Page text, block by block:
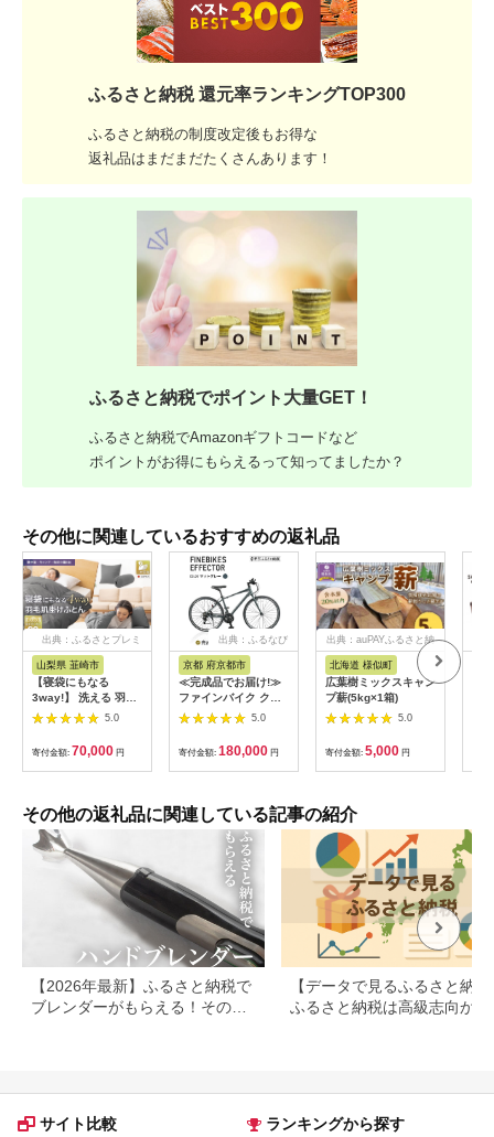
ふるさと納税 還元率ランキングTOP300
ふるさと納税の制度改定後もお得な
返礼品はまだまだたくさんあります！
ふるさと納税でポイント大量GET！
ふるさと納税でAmazonギフトコードなど
ポイントがお得にもらえるって知ってましたか？
その他に関連しているおすすめの返礼品
出典：ふるさとプレミ
山梨県 韮崎市
【寝袋にもなる
3way!】 洗える 羽毛
布団 肌掛け シングル
ダック93％ グレー
[川村羽毛 山梨県 韮崎
市 20742843] 寝袋 羽
毛 布団 ふとん 車中泊
シュラフ ボルスター
クッション
5.0
寄付金額: 70,000 円
出典：ふるなび
京都 府京都市
≪完成品でお届け!≫
ファインバイク クロ
ス エフェクター 自転
車 約28インチ 14段変
速＜マットグレー＞｜
京都 中川商会 自転車
専門店 人気 おしゃれ
FBEF742
5.0
寄付金額: 180,000 円
出典：auPAYふるさと納
北海道 様似町
広葉樹ミックスキャン
プ薪(5kg×1箱)
5.0
寄付金額: 5,000 円
その他の返礼品に関連している記事の紹介
【2026年最新】ふるさと納税で
ブレンダーがもらえる！その他
【データで見るふるさと納
ふるさと納税は高級志向から
サイト比較 ランキングから探す